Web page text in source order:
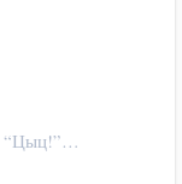
“Цыц!”…